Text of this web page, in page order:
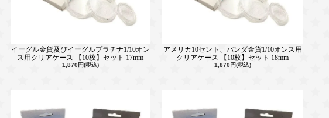
イーグル金貨及びイーグルプラチナ1/10オン
ス用クリアケース 【10枚】セット 17mm
1,870円(税込)
アメリカ10セント、パンダ金貨1/10オンス用
クリアケース 【10枚】セット 18mm
1,870円(税込)